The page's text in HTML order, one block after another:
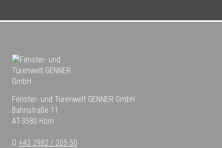
Fenster- und Türenwelt GENNER GmbH
Bahnstraße 11
AT-3580 Horn
+43 2982 / 205 50